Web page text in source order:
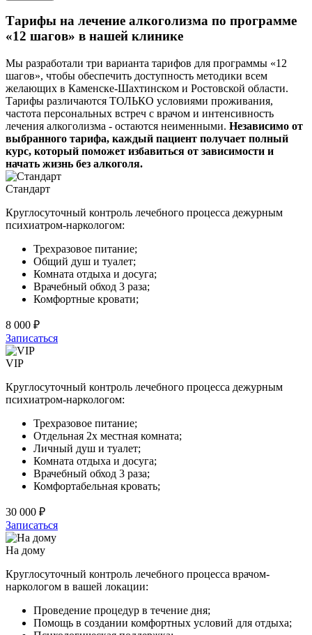
Тарифы на лечение алкоголизма по программе
«12 шагов» в нашей клинике
Мы разработали три варианта тарифов для программы «12
шагов», чтобы обеспечить доступность методики всем
желающих в Каменске-Шахтинском и Ростовской области.
Тарифы различаются ТОЛЬКО условиями проживания,
частота персональных встреч с врачом и интенсивность
лечения алкоголизма - остаются неименными. Независимо от
выбранного тарифа, каждый пациент получает полный
курс, который поможет избавиться от зависимости и
начать жизнь без алкоголя.
Стандарт
Круглосуточный контроль лечебного процесса дежурным
психиатром-наркологом:
Трехразовое питание;
Общий душ и туалет;
Комната отдыха и досуга;
Врачебный обход 3 раза;
Комфортные кровати;
8 000 ₽
Записаться
VIP
Круглосуточный контроль лечебного процесса дежурным
психиатром-наркологом:
Трехразовое питание;
Отдельная 2х местная комната;
Личный душ и туалет;
Комната отдыха и досуга;
Врачебный обход 3 раза;
Комфортабельная кровать;
30 000 ₽
Записаться
На дому
Круглосуточный контроль лечебного процесса врачом-
наркологом в вашей локации:
Проведение процедур в течение дня;
Помощь в создании комфортных условий для отдыха;